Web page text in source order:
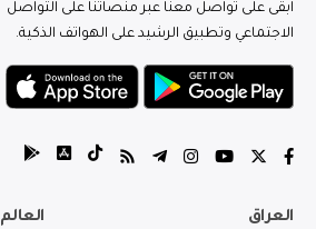
ابقى على تواصل معنا عبر منصاتنا على التواصل
الاجتماعي وتطبيق الرشيد على الهواتف الذكية.
العراق العالم